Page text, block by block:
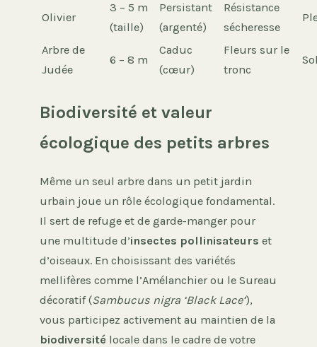
Olivier
3 – 5 m
(taille)
Persistant
(argenté)
Résistance
sécheresse
Arbre de
Judée
6 – 8 m
Caduc
(cœur)
Fleurs sur le
tronc
Biodiversité et valeur
écologique des petits arbres
Même un seul arbre dans un petit jardin
urbain joue un rôle écologique fondamental.
Il sert de refuge et de garde-manger pour
une multitude d’insectes pollinisateurs et
d’oiseaux. En choisissant des variétés
mellifères comme l’Amélanchier ou le Sureau
décoratif (Sambucus nigra ‘Black Lace’),
vous participez activement au maintien de la
biodiversité locale dans le cadre de votre